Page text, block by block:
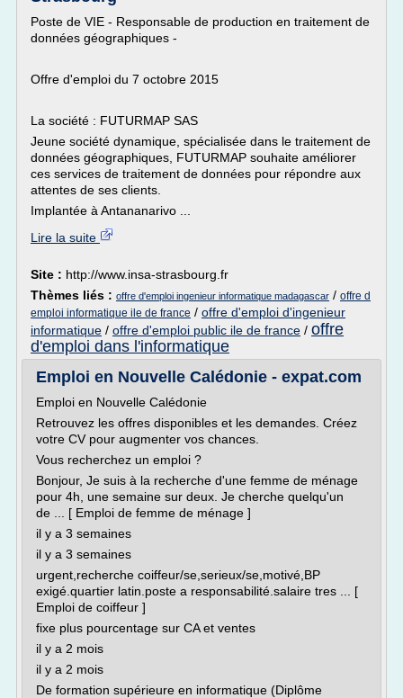
Poste de VIE - Responsable de production en traitement de
données géographiques -
Offre d'emploi du 7 octobre 2015
La société : FUTURMAP SAS
Jeune société dynamique, spécialisée dans le traitement de
données géographiques, FUTURMAP souhaite améliorer
ces services de traitement de données pour répondre aux
attentes de ses clients.
Implantée à Antananarivo ...
Lire la suite
Site : http://www.insa-strasbourg.fr
Thèmes liés : offre d'emploi ingenieur informatique madagascar / offre d
emploi informatique ile de france / offre d'emploi d'ingenieur
informatique / offre d'emploi public ile de france / offre
d'emploi dans l'informatique
Emploi en Nouvelle Calédonie - expat.com
Emploi en Nouvelle Calédonie
Retrouvez les offres disponibles et les demandes. Créez
votre CV pour augmenter vos chances.
Vous recherchez un emploi ?
Bonjour, Je suis à la recherche d'une femme de ménage
pour 4h, une semaine sur deux. Je cherche quelqu'un
de ... [ Emploi de femme de ménage ]
il y a 3 semaines
il y a 3 semaines
urgent,recherche coiffeur/se,serieux/se,motivé,BP
exigé.quartier latin.poste a responsabilité.salaire tres ... [
Emploi de coiffeur ]
fixe plus pourcentage sur CA et ventes
il y a 2 mois
il y a 2 mois
De formation supérieure en informatique (Diplôme